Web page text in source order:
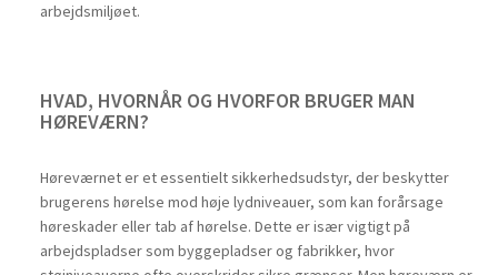
arbejdsmiljøet.
HVAD, HVORNÅR OG HVORFOR BRUGER MAN
HØREVÆRN?
Høreværnet er et essentielt sikkerhedsudstyr, der beskytter
brugerens hørelse mod høje lydniveauer, som kan forårsage
høreskader eller tab af hørelse. Dette er især vigtigt på
arbejdspladser som byggepladser og fabrikker, hvor